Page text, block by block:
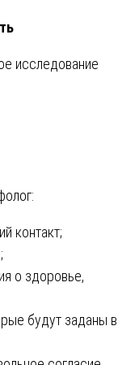
исследование
контакт;
о здоровье,
будут заданы в